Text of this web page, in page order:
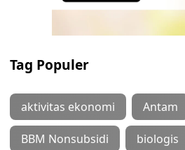
Tag Populer
aktivitas ekonomi Antam
BBM Nonsubsidi biologis